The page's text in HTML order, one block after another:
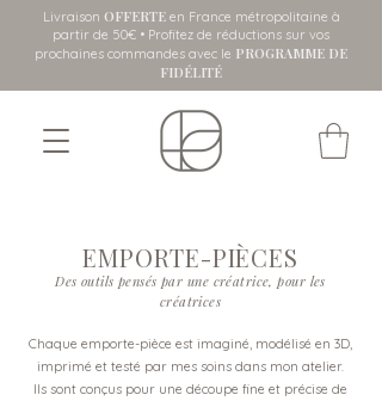
Livraison OFFERTEen France métropolitaine à
partir de 50€ • Profitez de réductions sur vos
prochaines commandes avec le PROGRAMME DE
FIDÉLITÉ
EMPORTE-PIÈCES
Des outils pensés par une créatrice, pour les
créatrices
Chaque emporte-pièce est imaginé, modélisé en 3D,
imprimé et testé par mes soins dans mon atelier.
Ils sont conçus pour une découpe fine et précise de